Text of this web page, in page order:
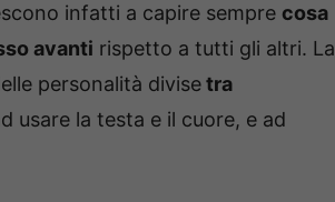
infatti a capire sempre cosa
avanti rispetto a tutti gli altri. La
personalità divisetra
usare la testa e il cuore, e ad